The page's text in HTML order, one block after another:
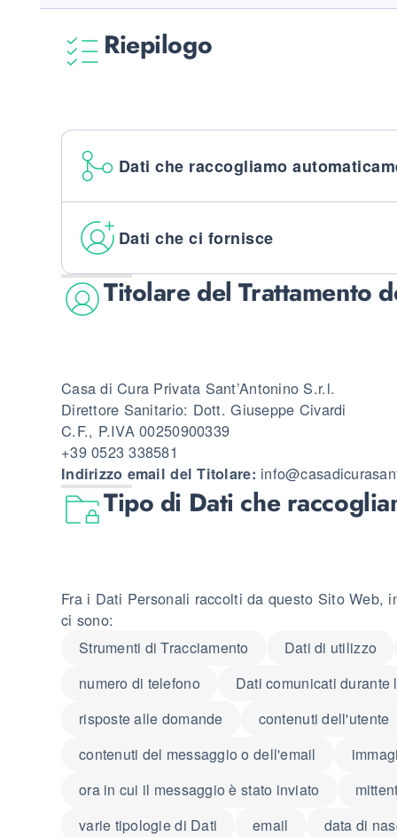
Riepilogo
Dati che raccogliamo
Dati che ci fornisce
Titolare del Trattamento
Casa di Cura Privata Sant’Antonino S.r.l.
Direttore Sanitario: Dott. Giuseppe Civardi
C.F., P.IVA 00250900339
+39 0523 338581
Indirizzo email del Titolare:
Tipo di Dati che
Fra i Dati Personali raccolti da questo Sito Web,
ci sono:
Strumenti di Tracciamento
Dati di utilizzo
numero di telefono
Dati comunicati
risposte alle domande
contenuti dell'utente
contenuti del messaggio o dell'email
ora in cui il messaggio è stato inviato
varie tipologie di Dati
email
data di